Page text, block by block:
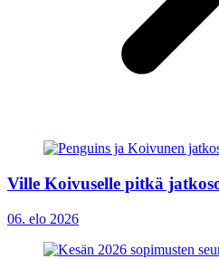
Ville Koivuselle pitkä
06. elo 2026